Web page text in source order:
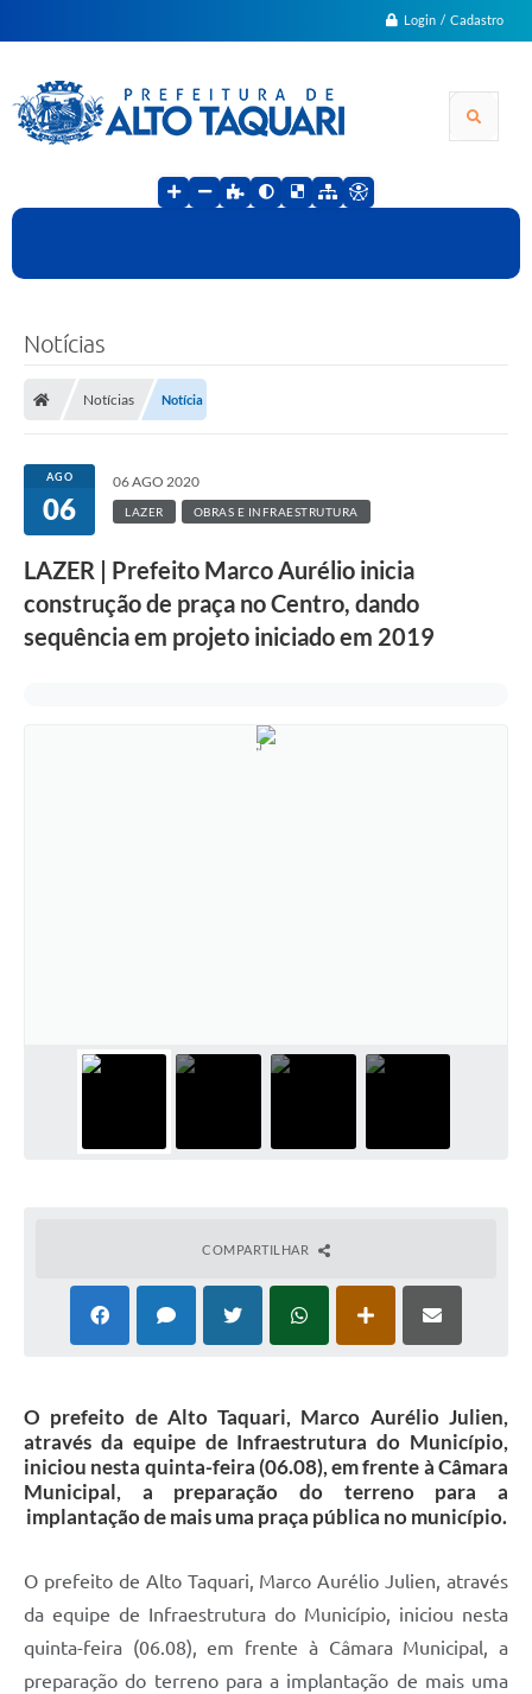
Login / Cadastro
Notícias
Notícias Notícia
AGO
06
06 AGO 2020
LAZER OBRAS E INFRAESTRUTURA
LAZER | Prefeito Marco Aurélio inicia
construção de praça no Centro, dando
sequência em projeto iniciado em 2019
COMPARTILHAR
O prefeito de Alto Taquari, Marco Aurélio Julien,
através da equipe de Infraestrutura do Município,
iniciou nesta quinta-feira (06.08), em frente à Câmara
Municipal, a preparação do terreno para a
implantação de mais uma praça pública no município.
O prefeito de Alto Taquari, Marco Aurélio Julien, através
da equipe de Infraestrutura do Município, iniciou nesta
quinta-feira (06.08), em frente à Câmara Municipal, a
preparação do terreno para a implantação de mais uma